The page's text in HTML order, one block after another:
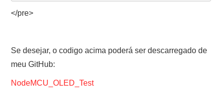
</pre>
Se desejar, o codigo acima poderá ser descarregado de
meu GitHub:
NodeMCU_OLED_Test